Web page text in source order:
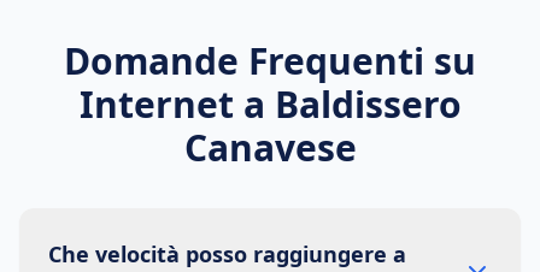
Domande Frequenti su
Internet a Baldissero
Canavese
Che velocità posso raggiungere a